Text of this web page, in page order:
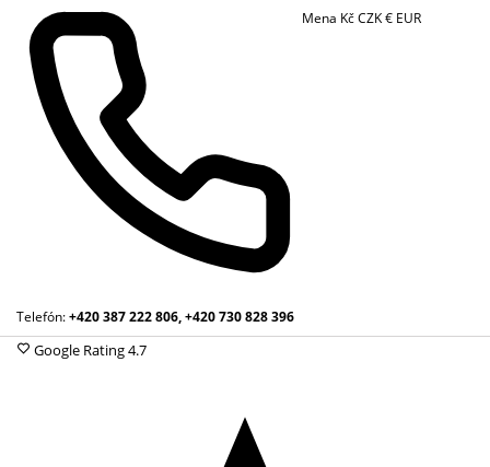
Telefón:+420 387 222 806, +420 730 828 396
Mena KčCZK€ EUR
Google Rating4.7